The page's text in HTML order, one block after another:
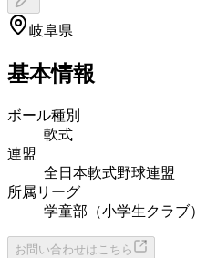
岐阜県
基本情報
ボール種別
軟式
連盟
全日本軟式野球連盟
所属リーグ
学童部（小学生クラブ）
お問い合わせはこちら